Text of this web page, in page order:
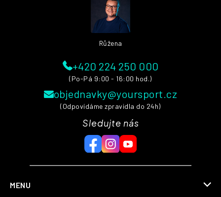
Růžena
+420 224 250 000
(Po-Pá 9:00 - 16:00 hod.)
objednavky@yoursport.cz
(Odpovídáme zpravidla do 24h)
Sledujte nás
MENU